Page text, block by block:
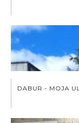
DABUR - MOJA